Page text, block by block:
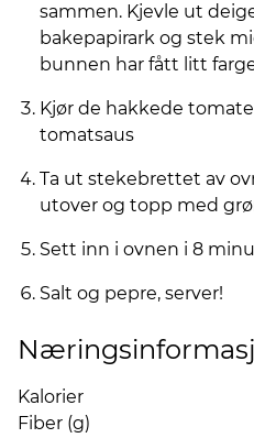
sammen. Kjevle ut
bakepapirark og stek
bunnen har fått litt
Kjør de hakkede
tomatsaus
Ta ut stekebrettet av
utover og topp med
Sett inn i ovnen i 8
Salt og pepre, server!
Kalorier
Fiber (g)